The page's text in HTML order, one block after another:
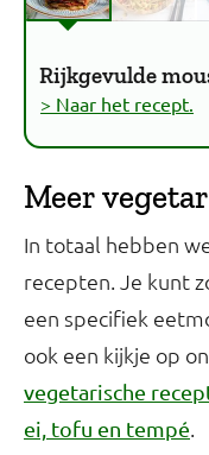
Rijkgevulde
> Naar het recept.
Meer
In totaal hebben
recepten. Je kunt
een specifiek
ook een kijkje op
vegetarische
ei, tofu en tempé.